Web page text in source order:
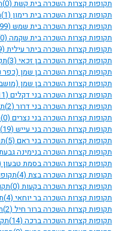
תקופות קצרות השכרה בית קשת (0)
תקופות קצרות השכרה בית רימון (1)
תקופות קצרות השכרה בית שמש (299)
תקופות קצרות השכרה בית שקמה (0)
תקופות קצרות השכרה ביתר עילית (59)
תקופות קצרות השכרה בן זכאי (3)
תקופות קצרות השכרה בן שמן (כפר
תקופות קצרות השכרה בן שמן
תקופות קצרות השכרה בני דקלים (11)
תקופות קצרות השכרה בני דרור (2)
תקופות קצרות השכרה בני נצרים (0)
תקופות קצרות השכרה בני עייש (19)
תקופות קצרות השכרה בני ראם (5)
תקופות קצרות השכרה בנימינה
תקופות קצרות השכרה בסמת טבעון
תקופות קצרות השכרה בצת (4)
תקופות קצרות השכרה בקעות (0)
תקופות קצרות השכרה בר יוחאי (4)
תקופות קצרות השכרה ברור חיל (2)
תקופות קצרות השכרה ברכה (14)